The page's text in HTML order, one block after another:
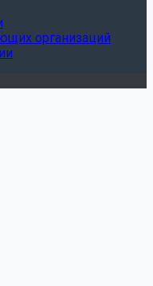
организаций